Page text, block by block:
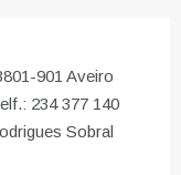
901 Aveiro
234 377 140
Sobral